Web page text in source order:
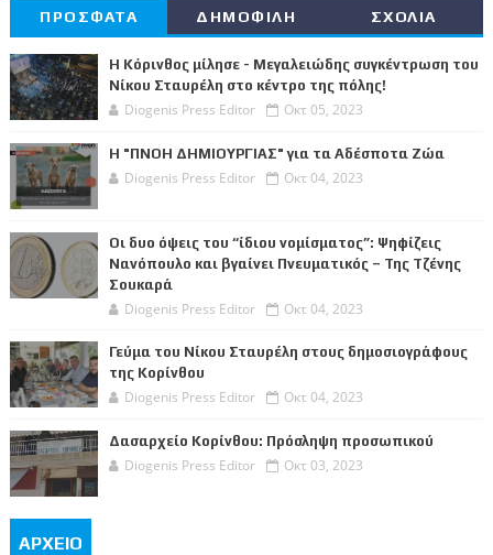
ΠΡΟΣΦΑΤΑ ΔΗΜΟΦΙΛΗ ΣΧΟΛΙΑ
Η Κόρινθος μίλησε - Μεγαλειώδης συγκέντρωση του
Νίκου Σταυρέλη στο κέντρο της πόλης!
Diogenis Press Editor Οκτ 05, 2023
Η "ΠΝΟΗ ΔΗΜΙΟΥΡΓΙΑΣ" για τα Αδέσποτα Ζώα
Diogenis Press Editor Οκτ 04, 2023
Οι δυο όψεις του “ίδιου νομίσματος”: Ψηφίζεις
Νανόπουλο και βγαίνει Πνευματικός – Της Τζένης
Σουκαρά
Diogenis Press Editor Οκτ 04, 2023
Γεύμα του Νίκου Σταυρέλη στους δημοσιογράφους
της Κορίνθου
Diogenis Press Editor Οκτ 04, 2023
Δασαρχείο Κορίνθου: Πρόσληψη προσωπικού
Diogenis Press Editor Οκτ 03, 2023
ΑΡΧΕΙΟ